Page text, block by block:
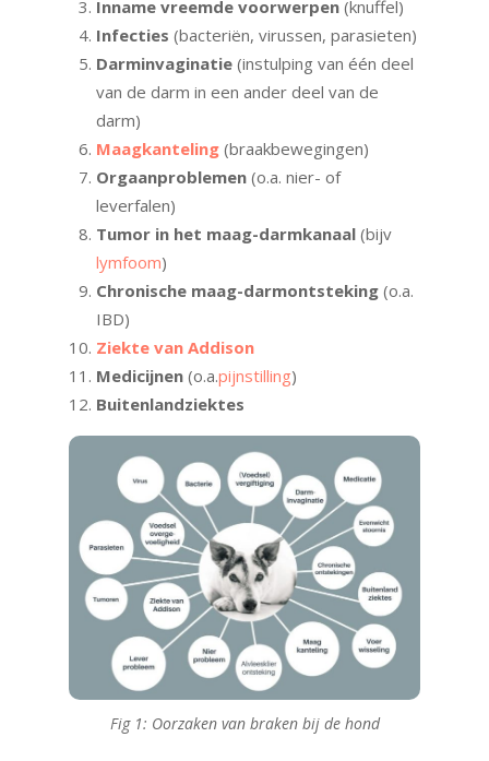
Inname vreemde voorwerpen(knuffel)
Infecties (bacteriën, virussen, parasieten)
Darminvaginatie(instulping van één deel
van de darm in een ander deel van de
darm)
Maagkanteling(braakbewegingen)
Orgaanproblemen(o.a. nier- of
leverfalen)
Tumor in het maag-darmkanaal (bijv
lymfoom)
Chronische maag-darmontsteking(o.a.
IBD)
Ziekte van Addison
Medicijnen(o.a.pijnstilling)
Buitenlandziektes
Fig 1: Oorzaken van braken bij de hond